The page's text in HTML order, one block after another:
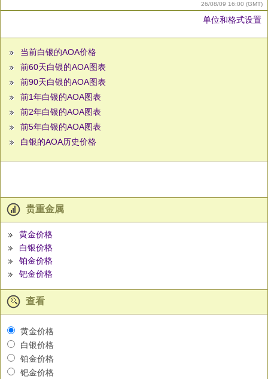
26/08/09 16:00 (GMT)
单位和格式设置
当前白银的AOA价格
前60天白银的AOA图表
前90天白银的AOA图表
前1年白银的AOA图表
前2年白银的AOA图表
前5年白银的AOA图表
白银的AOA历史价格
贵重金属
黄金价格
白银价格
铂金价格
钯金价格
查看
黄金价格
白银价格
铂金价格
钯金价格